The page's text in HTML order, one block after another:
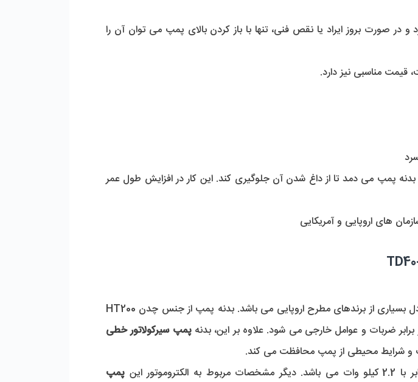
10- دارای موتور الکتریکی TEFC که یک فن خارجی هوای بیرون را به سمت بدنه پمپ می دمد تا از داغ شدن آن جلوگیری کند. این کار در افزایش طول عمر
ضربات و عوامل خارجی می شود. علاوه بر این، بدنه
و شرایط محیطی از پمپ محافظت می کند.
دیگر مشخصات مربوط به الکتروموتور این